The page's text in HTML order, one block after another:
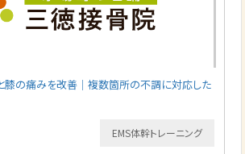
膝の痛みを改善｜複数箇所の不調に対応した
EMS体幹トレーニング